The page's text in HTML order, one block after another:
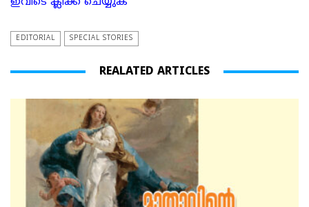
EDITORIAL SPECIAL STORIES
REALATED ARTICLES